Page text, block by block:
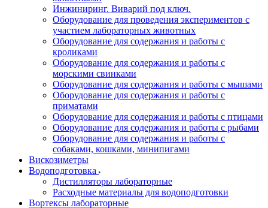
Инжиниринг. Виварий под ключ.
Оборудование для проведения экспериментов с
участием лабораторных животных
Оборудование для содержания и работы с
кроликами
Оборудование для содержания и работы с
морскими свинками
Оборудование для содержания и работы с мышами
Оборудование для содержания и работы с
приматами
Оборудование для содержания и работы с птицами
Оборудование для содержания и работы с рыбами
Оборудование для содержания и работы с
собаками, кошками, минипигами
Вискозиметры
Водоподготовка
Дистилляторы лабораторные
Расходные материалы для водоподготовки
Вортексы лабораторные